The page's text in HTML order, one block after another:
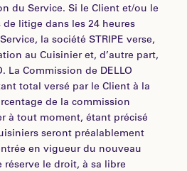
du Service. Si le Client et/ou le
litige dans les 24 heures
la société STRIPE verse,
au Cuisinier et, d’autre part,
La Commission de DELLO
total versé par le Client à la
de la commission
à tout moment, étant précisé
seront préalablement
en vigueur du nouveau
réserve le droit, à sa libre